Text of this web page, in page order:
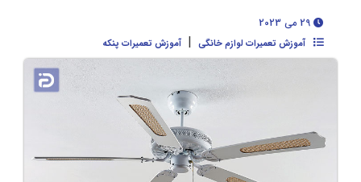
آموزش تعمیرات لوازم خانگی | آموزش تعمیرات پنکه